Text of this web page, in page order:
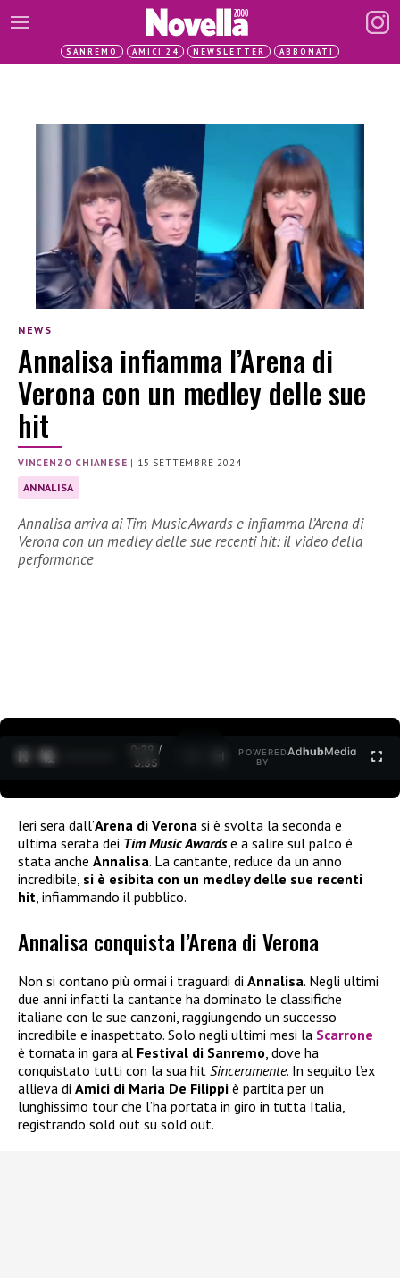
SANREMO AMICI 24 NEWSLETTER ABBONATI
NEWS
Annalisa infiamma l’Arena di
Verona con un medley delle sue
hit
VINCENZO CHIANESE | 15 SETTEMBRE 2024
ANNALISA
Annalisa arriva ai Tim Music Awards e infiamma l’Arena di
Verona con un medley delle sue recenti hit: il video della
performance
0:30 /
3:35
POWERED
BY
AdhubMedia
Ieri sera dall’Arena di Verona si è svolta la seconda e
ultima serata dei Tim Music Awardse a salire sul palco è
stata anche Annalisa. La cantante, reduce da un anno
incredibile, si è esibita con un medley delle sue recenti
hit , infiammando il pubblico.
Annalisa conquista l’Arena di Verona
Non si contano più ormai i traguardi di Annalisa. Negli ultimi
due anni infatti la cantante ha dominato le classifiche
italiane con le sue canzoni, raggiungendo un successo
incredibile e inaspettato. Solo negli ultimi mesi la Scarrone
è tornata in gara al Festival di Sanremo, dove ha
conquistato tutti con la sua hit Sinceramente. In seguito l’ex
allieva di Amici di Maria De Filippi è partita per un
lunghissimo tour che l’ha portata in giro in tutta Italia,
registrando sold out su sold out.